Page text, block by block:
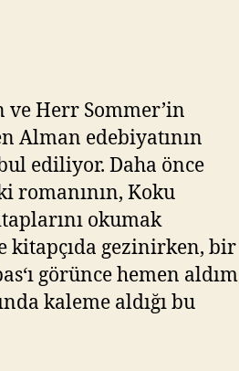
z
ve Herr Sommer’in
Alman edebiyatının
ediliyor. Daha önce
romanının, Koku
okumak
kitapçıda gezinirken, bir
görünce hemen aldım
kaleme aldığı bu